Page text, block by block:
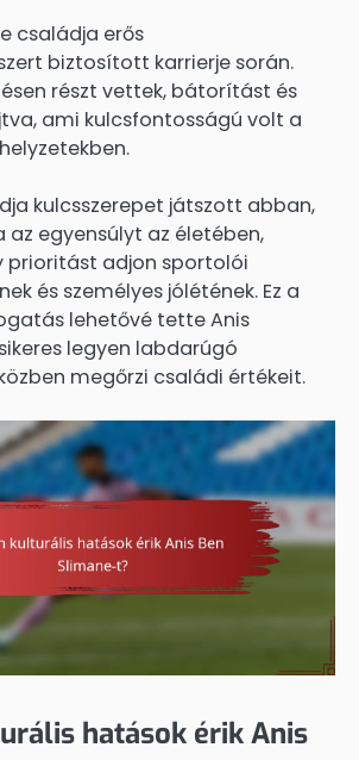
családja erős
biztosított karrierje során.
részt vettek, bátorítást és
ami kulcsfontosságú volt a
kulcsszerepet játszott abban,
egyensúlyt az életében,
prioritást adjon sportolói
és személyes jólétének. Ez a
lehetővé tette Anis
legyen labdarúgó
megőrzi családi értékeit.
hatások érik Anis